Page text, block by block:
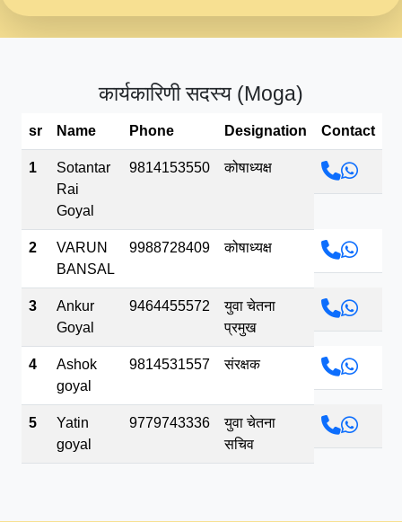
सपरहट भजन 2021 - तर अखय ह जद भर बहर ज म
सपरहट शयम भजन - जय जय शयम जय जय शयम
भव.mp3
कार्यकारिणी सदस्य (Moga)
sr Name Phone Designation Contact
1
Sotantar
Rai
Goyal
9814153550 कोषाध्यक्ष
2
VARUN
BANSAL
9988728409 कोषाध्यक्ष
3
Ankur
Goyal
9464455572
युवा चेतना
प्रमुख
4
Ashok
goyal
9814531557 संरक्षक
5
Yatin
goyal
9779743336
युवा चेतना
सचिव